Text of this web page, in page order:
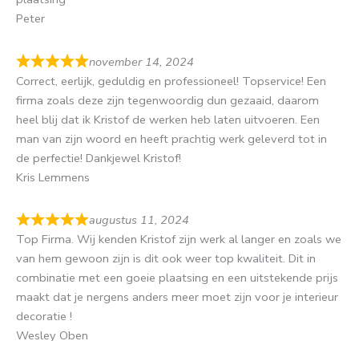
Peter
november 14, 2024
Correct, eerlijk, geduldig en professioneel! Topservice! Een
firma zoals deze zijn tegenwoordig dun gezaaid, daarom
heel blij dat ik Kristof de werken heb laten uitvoeren. Een
man van zijn woord en heeft prachtig werk geleverd tot in
de perfectie! Dankjewel Kristof!
Kris Lemmens
augustus 11, 2024
Top Firma. Wij kenden Kristof zijn werk al langer en zoals we
van hem gewoon zijn is dit ook weer top kwaliteit. Dit in
combinatie met een goeie plaatsing en een uitstekende prijs
maakt dat je nergens anders meer moet zijn voor je interieur
decoratie !
Wesley Oben